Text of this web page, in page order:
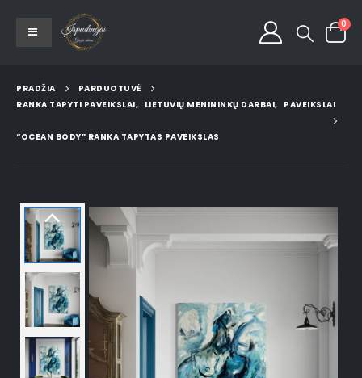
0
PRADŽIA
PARDUOTUVĖ
RANKA TAPYTI PAVEIKSLAI, LIETUVIŲ MENININKŲ DARBAI, PAVEIKSLAI
“OCEAN BODY” RANKA TAPYTAS PAVEIKSLAS